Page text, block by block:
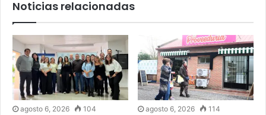
Noticias relacionadas
agosto 6, 2026 104 agosto 6, 2026 114